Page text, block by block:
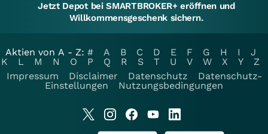
Jetzt Depot bei SMARTBROKER+ eröffnen und
Willkommensgeschenk sichern.
Aktien von A - Z: # A B C D E F G H I
J
K
L M N O P Q R S T U V W X Y
Z
Impressum
Disclaimer Datenschutz
Datenschutz-
Einstellungen
Nutzungsbedingungen